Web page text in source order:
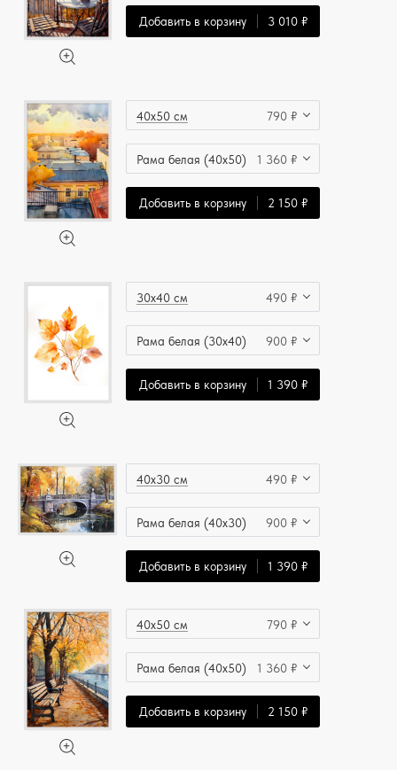
Добавить в корзину 3 010 ₽
40x50 см 790 ₽
Рама белая (40x50) 1 360 ₽
Добавить в корзину 2 150 ₽
30x40 см 490 ₽
Рама белая (30x40) 900 ₽
Добавить в корзину 1 390 ₽
40x30 см 490 ₽
Рама белая (40x30) 900 ₽
Добавить в корзину 1 390 ₽
40x50 см 790 ₽
Рама белая (40x50) 1 360 ₽
Добавить в корзину 2 150 ₽